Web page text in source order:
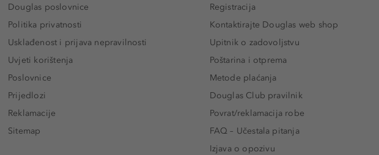
Douglas poslovnice
Politika privatnosti
Usklađenost i prijava nepravilnosti
Uvjeti korištenja
Poslovnice
Prijedlozi
Reklamacije
Sitemap
Registracija
Kontaktirajte Douglas web shop
Upitnik o zadovoljstvu
Poštarina i otprema
Metode plaćanja
Douglas Club pravilnik
Povrat/reklamacija robe
FAQ – Učestala pitanja
Izjava o opozivu